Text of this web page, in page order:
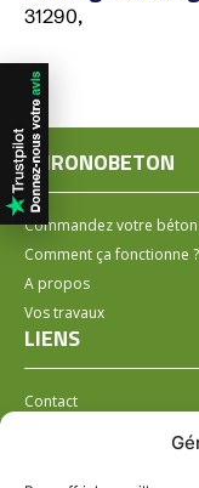
31290,
CHRONOBETON
Commandez votre béton
Comment ça fonctionne ?
A propos
Vos travaux
LIENS
Contact